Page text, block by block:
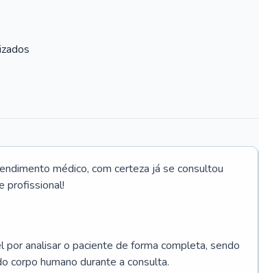
médico, com certeza já se consultou
profissional!
analisar o paciente de forma completa, sendo
corpo humano durante a consulta.